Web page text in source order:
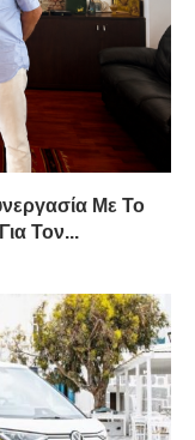
Με Το
Τον...